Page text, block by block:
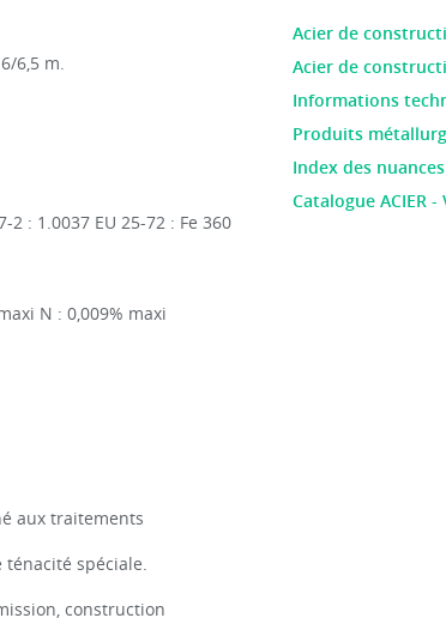
6,5 m.
2 : 1.0037 EU 25-72 : Fe 360
N : 0,009% maxi
aux traitements
ténacité spéciale.
construction
Acier de
Acier de
Informations
Produits
Index des nuances
Catalogue ACIER